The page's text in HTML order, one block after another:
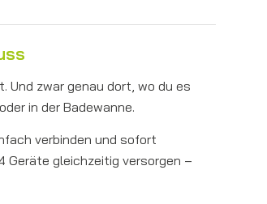
Und zwar genau dort, wo du es
in der Badewanne.
verbinden und sofort
Geräte gleichzeitig versorgen –